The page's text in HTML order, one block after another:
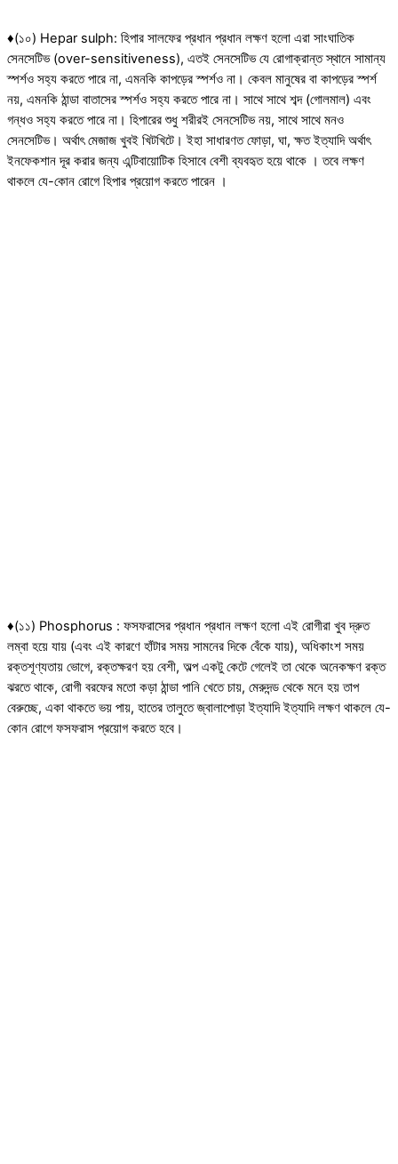
♦(১০) Hepar sulph‍: হিপার সালফের প্রধান প্রধান লক্ষণ হলো এরা সাংঘাতিক
সেনসেটিভ (over-sensitiveness), এতই সেনসেটিভ যে রোগাক্রান্ত স্থানে সামান্য
স্পর্শও সহ্য করতে পারে না, এমনকি কাপড়ের স্পর্শও না। কেবল মানুষের বা কাপড়ের স্পর্শ
নয়, এমনকি ঠান্ডা বাতাসের স্পর্শও সহ্য করতে পারে না। সাথে সাথে শব্দ (গোলমাল) এবং
গন্ধও সহ্য করতে পারে না। হিপারের শুধু শরীরই সেনসেটিভ নয়, সাথে সাথে মনও
সেনসেটিভ। অর্থাৎ মেজাজ খুবই খিটখিটে। ইহা সাধারণত ফোড়া, ঘা, ক্ষত ইত্যাদি অর্থাৎ
ইনফেকশান দূর করার জন্য এন্টিবায়োটিক হিসাবে বেশী ব্যবহৃত হয়ে থাকে । তবে লক্ষণ
থাকলে যে-কোন রোগে হিপার প্রয়োগ করতে পারেন ।
♦(১১) Phosphorus : ফসফরাসের প্রধান প্রধান লক্ষণ হলো এই রোগীরা খুব দ্রুত
লম্বা হয়ে যায় (এবং এই কারণে হাঁটার সময় সামনের দিকে বেঁকে যায়), অধিকাংশ সময়
রক্তশূণ্যতায় ভোগে, রক্তক্ষরণ হয় বেশী, অল্প একটু কেটে গেলেই তা থেকে অনেকক্ষণ রক্ত
ঝরতে থাকে, রোগী বরফের মতো কড়া ঠান্ডা পানি খেতে চায়, মেরুদন্ড থেকে মনে হয় তাপ
বেরুচ্ছে, একা থাকতে ভয় পায়, হাতের তালুতে জ্বালাপোড়া ইত্যাদি ইত্যাদি লক্ষণ থাকলে যে-
কোন রোগে ফসফরাস প্রয়োগ করতে হবে।